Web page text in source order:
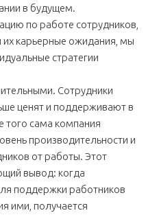
в будущем.
по работе сотрудников,
их карьерные ожидания, мы
стратегии
Сотрудники
ценят и поддерживают в
того сама компания
производительности и
от работы. Этот
вывод: когда
поддержки работников
ими, получается